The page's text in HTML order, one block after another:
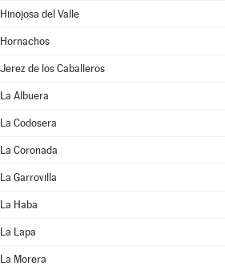
Hinojosa del Valle
Hornachos
Jerez de los Caballeros
La Albuera
La Codosera
La Coronada
La Garrovilla
La Haba
La Lapa
La Morera